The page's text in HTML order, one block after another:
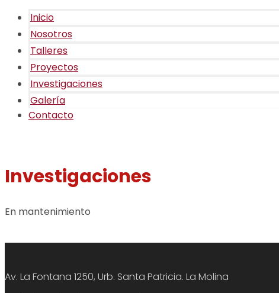
Inicio
Nosotros
Talleres
Proyectos
Investigaciones
Galería
Contacto
Investigaciones
En mantenimiento
Av. La Fontana 1250, Urb. Santa Patricia. La Molina